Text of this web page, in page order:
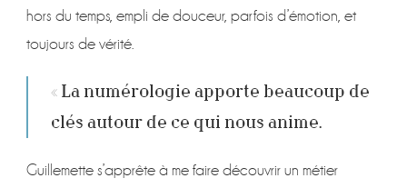
hors du temps, empli de douceur, parfois d’émotion, et
toujours de vérité.
« La numérologie apporte beaucoup de
clés autour de ce qui nous anime.
Guillemette s’apprête à me faire découvrir un métier